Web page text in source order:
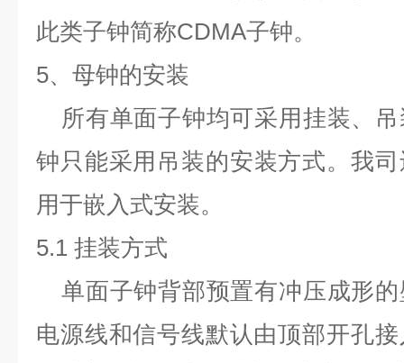
此类子钟简称CDMA子钟。
5、母钟的安装
所有单面子钟均可采用挂装、
钟只能采用 吊装的安装方式。我
用于嵌入式安装。
5.1 挂装方式
单面子钟背部预置有冲压成形
电源线和信号线默认由顶部开孔